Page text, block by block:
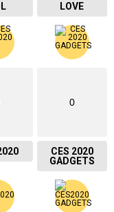
LOVE
0
CES 2020
GADGETS